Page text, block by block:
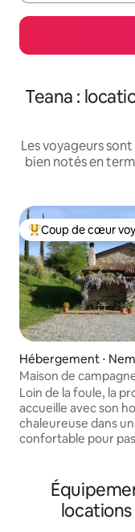
Teana :
Les voyageurs
bien notés en
Coups de cœur
Coup de cœur
Hébergement ⋅
Maison de
Maratea
Loin de la foule, la
accueille avec son
chaleureuse dans
confortable pour
Explorez la région
Basilicate et sa
côte maritime aux